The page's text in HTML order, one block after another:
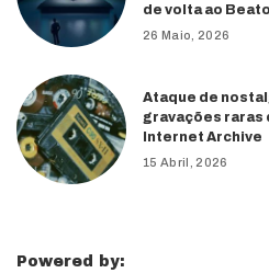
de volta ao Beato
26 Maio, 2026
Ataque de
gravações raras
Internet Archive
15 Abril, 2026
Powered by: